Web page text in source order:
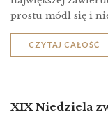
prostu módl się i
CZYTAJ CAŁOŚĆ
XIX Niedziela